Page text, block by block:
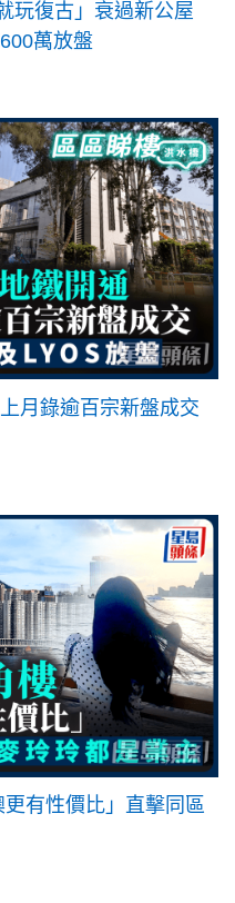
玩復古」衰過新公屋
萬放盤
月錄逾百宗新盤成交
有性價比」直擊同區